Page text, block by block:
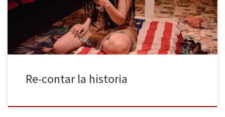
revisar también las historias infantiles, los cuentos, las películas
animadas de princesas. Desde esa Blancanieves […]
Re-contar la historia